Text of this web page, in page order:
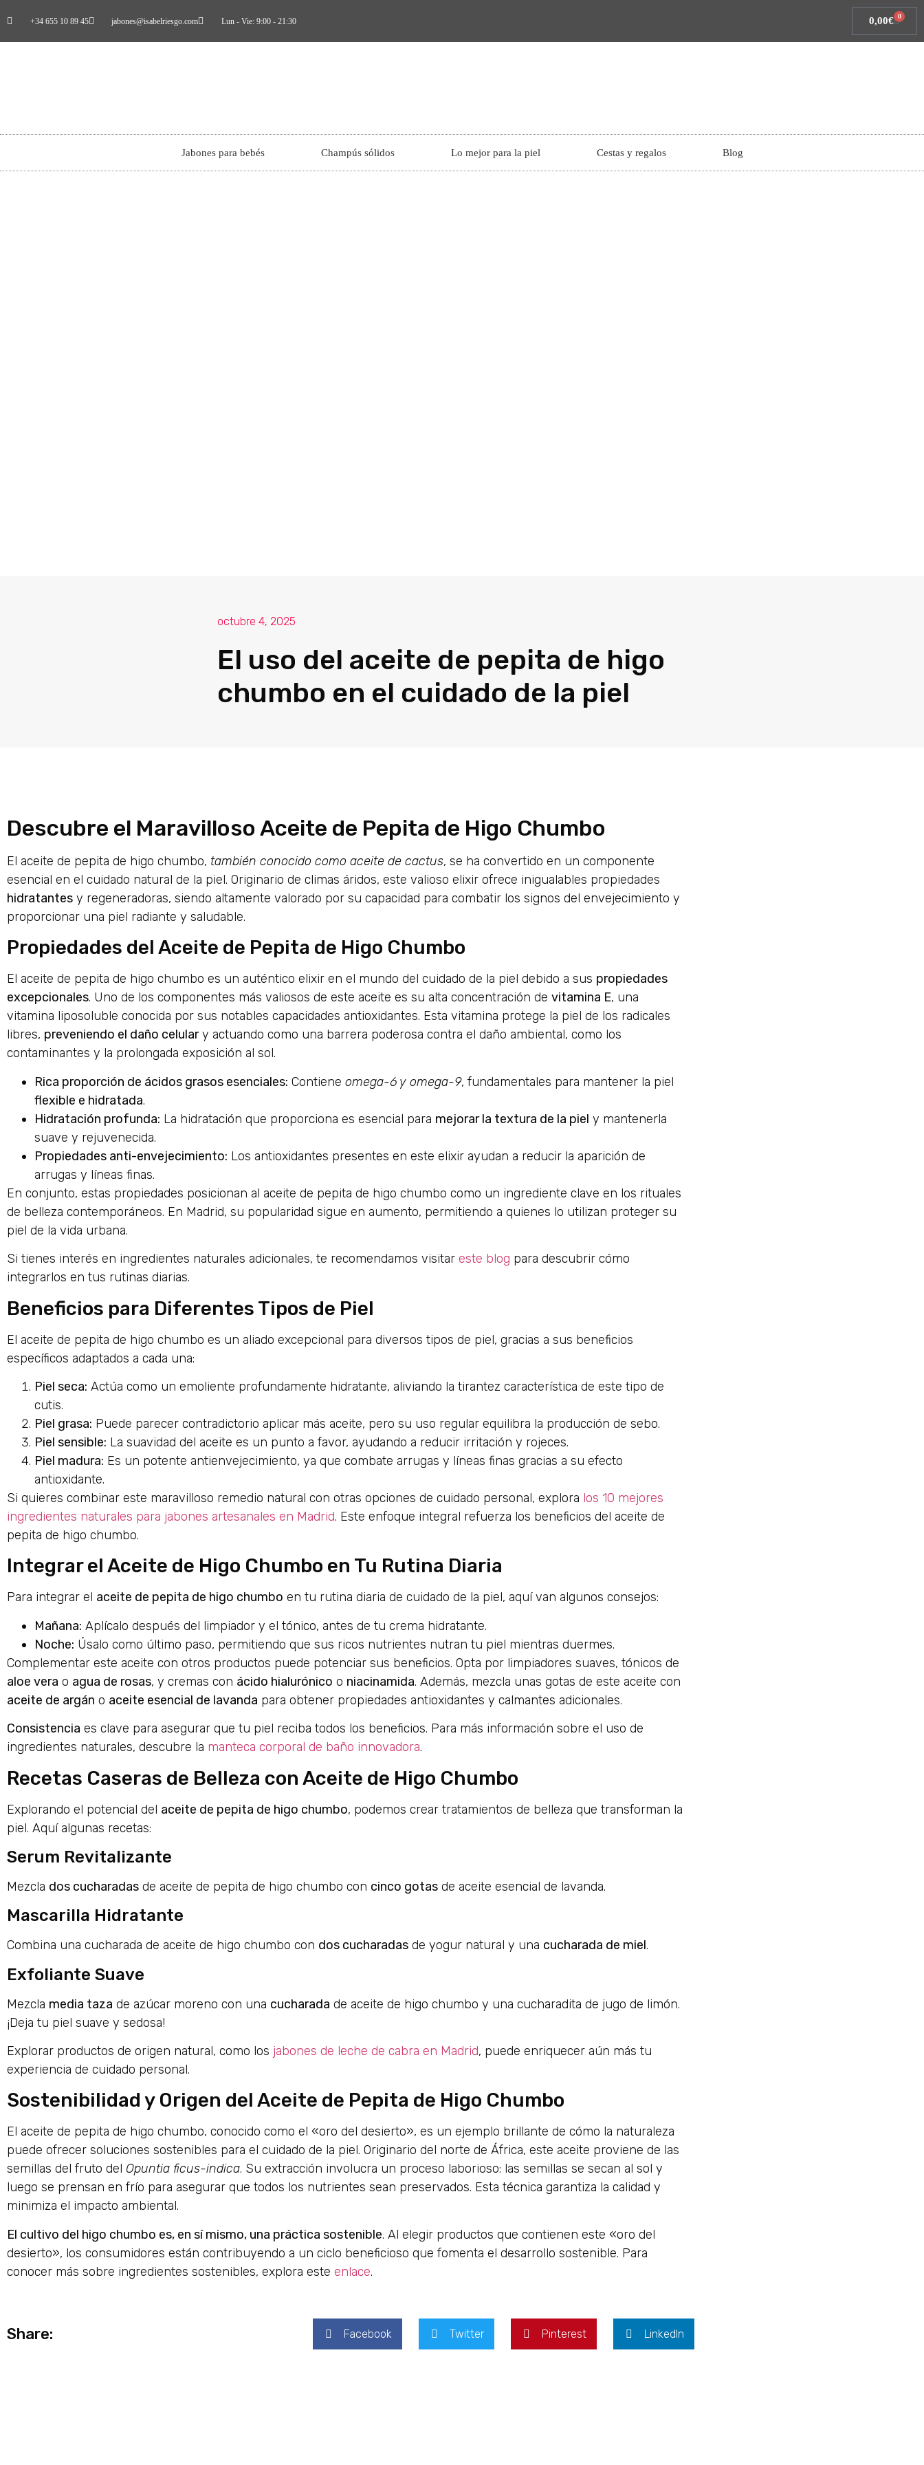
+34 655 10 89 45 jabones@isabelriesgo.com Lun - Vie: 9:00 - 21:30 0,00€ 0
Jabones para bebés Champús sólidos Lo mejor para la piel Cestas y regalos Blog
octubre 4, 2025
El uso del aceite de pepita de higo
chumbo en el cuidado de la piel
Descubre el Maravilloso Aceite de Pepita de Higo Chumbo
El aceite de pepita de higo chumbo, también conocido como aceite de cactus, se ha convertido en un componente
esencial en el cuidado natural de la piel. Originario de climas áridos, este valioso elixir ofrece inigualables propiedades
hidratantes y regeneradoras, siendo altamente valorado por su capacidad para combatir los signos del envejecimiento y
proporcionar una piel radiante y saludable.
Propiedades del Aceite de Pepita de Higo Chumbo
El aceite de pepita de higo chumbo es un auténtico elixir en el mundo del cuidado de la piel debido a sus propiedades
excepcionales. Uno de los componentes más valiosos de este aceite es su alta concentración de vitamina E, una
vitamina liposoluble conocida por sus notables capacidades antioxidantes. Esta vitamina protege la piel de los radicales
libres, preveniendo el daño celulary actuando como una barrera poderosa contra el daño ambiental, como los
contaminantes y la prolongada exposición al sol.
Rica proporción de ácidos grasos esenciales: Contiene omega-6 y omega-9, fundamentales para mantener la piel
flexible e hidratada.
Hidratación profunda: La hidratación que proporciona es esencial para mejorar la textura de la piel y mantenerla
suave y rejuvenecida.
Propiedades anti-envejecimiento: Los antioxidantes presentes en este elixir ayudan a reducir la aparición de
arrugas y líneas finas.
En conjunto, estas propiedades posicionan al aceite de pepita de higo chumbo como un ingrediente clave en los rituales
de belleza contemporáneos. En Madrid, su popularidad sigue en aumento, permitiendo a quienes lo utilizan proteger su
piel de la vida urbana.
Si tienes interés en ingredientes naturales adicionales, te recomendamos visitar este blog para descubrir cómo
integrarlos en tus rutinas diarias.
Beneficios para Diferentes Tipos de Piel
El aceite de pepita de higo chumbo es un aliado excepcional para diversos tipos de piel, gracias a sus beneficios
específicos adaptados a cada una:
Piel seca: Actúa como un emoliente profundamente hidratante, aliviando la tirantez característica de este tipo de
cutis.
Piel grasa: Puede parecer contradictorio aplicar más aceite, pero su uso regular equilibra la producción de sebo.
Piel sensible: La suavidad del aceite es un punto a favor, ayudando a reducir irritación y rojeces.
Piel madura: Es un potente antienvejecimiento, ya que combate arrugas y líneas finas gracias a su efecto
antioxidante.
Si quieres combinar este maravilloso remedio natural con otras opciones de cuidado personal, explora los 10 mejores
ingredientes naturales para jabones artesanales en Madrid. Este enfoque integral refuerza los beneficios del aceite de
pepita de higo chumbo.
Integrar el Aceite de Higo Chumbo en Tu Rutina Diaria
Para integrar el aceite de pepita de higo chumbo en tu rutina diaria de cuidado de la piel, aquí van algunos consejos:
Mañana: Aplícalo después del limpiador y el tónico, antes de tu crema hidratante.
Noche: Úsalo como último paso, permitiendo que sus ricos nutrientes nutran tu piel mientras duermes.
Complementar este aceite con otros productos puede potenciar sus beneficios. Opta por limpiadores suaves, tónicos de
aloe vera o agua de rosas, y cremas con ácido hialurónico o niacinamida. Además, mezcla unas gotas de este aceite con
aceite de argán o aceite esencial de lavanda para obtener propiedades antioxidantes y calmantes adicionales.
Consistencia es clave para asegurar que tu piel reciba todos los beneficios. Para más información sobre el uso de
ingredientes naturales, descubre la manteca corporal de baño innovadora.
Recetas Caseras de Belleza con Aceite de Higo Chumbo
Explorando el potencial del aceite de pepita de higo chumbo, podemos crear tratamientos de belleza que transforman la
piel. Aquí algunas recetas:
Serum Revitalizante
Mezcla dos cucharadas de aceite de pepita de higo chumbo con cinco gotas de aceite esencial de lavanda.
Mascarilla Hidratante
Combina una cucharada de aceite de higo chumbo con dos cucharadas de yogur natural y una cucharada de miel.
Exfoliante Suave
Mezcla media taza de azúcar moreno con una cucharada de aceite de higo chumbo y una cucharadita de jugo de limón.
¡Deja tu piel suave y sedosa!
Explorar productos de origen natural, como los jabones de leche de cabra en Madrid, puede enriquecer aún más tu
experiencia de cuidado personal.
Sostenibilidad y Origen del Aceite de Pepita de Higo Chumbo
El aceite de pepita de higo chumbo, conocido como el «oro del desierto», es un ejemplo brillante de cómo la naturaleza
puede ofrecer soluciones sostenibles para el cuidado de la piel. Originario del norte de África, este aceite proviene de las
semillas del fruto del Opuntia ficus-indica. Su extracción involucra un proceso laborioso: las semillas se secan al sol y
luego se prensan en frío para asegurar que todos los nutrientes sean preservados. Esta técnica garantiza la calidad y
minimiza el impacto ambiental.
El cultivo del higo chumbo es, en sí mismo, una práctica sostenible. Al elegir productos que contienen este «oro del
desierto», los consumidores están contribuyendo a un ciclo beneficioso que fomenta el desarrollo sostenible. Para
conocer más sobre ingredientes sostenibles, explora este enlace.
Share: Facebook Twitter Pinterest LinkedIn